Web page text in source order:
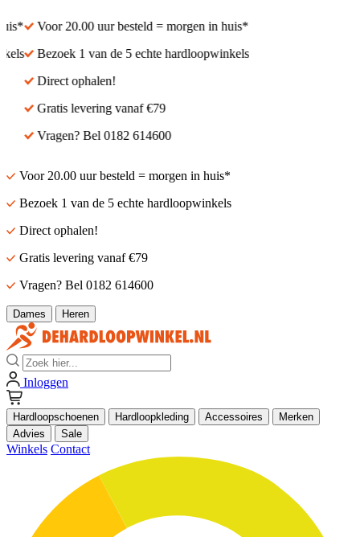
Voor 20.00 uur besteld = morgen in huis*
Bezoek 1 van de 5 echte hardloopwinkels
Direct ophalen!
Gratis levering vanaf €79
Vragen? Bel 0182 614600
Voor 20.00 uur besteld = morgen in huis*
Bezoek 1 van de 5 echte hardloopwinkels
Direct ophalen!
Gratis levering vanaf €79
Vragen? Bel 0182 614600
Dames Heren
Zoek
Inloggen
Hardloopschoenen Hardloopkleding Accessoires
Merken
Advies
Sale
Winkels Contact